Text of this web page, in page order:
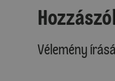
Vélemény